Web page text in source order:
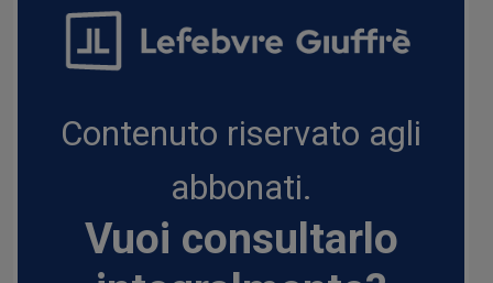
Contenuto riservato agli
abbonati.
Vuoi consultarlo